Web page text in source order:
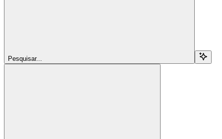
Pesquisar...